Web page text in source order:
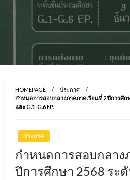
HOMEPAGE
ประกาศ
กำหนดการสอบกลางภาคภาคเรียนที่ 2 ปีการศึก
และ G.1-G.6 EP.
ประกาศ
กำหนดการสอบกลาง
ปีการศึกษา 2568 ระ